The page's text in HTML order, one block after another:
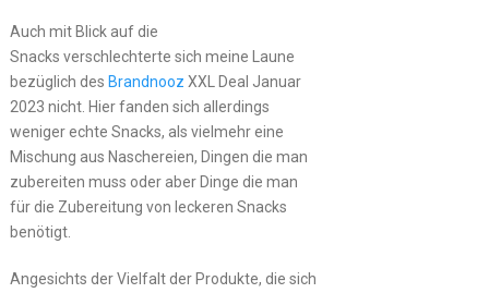
Auch mit Blick auf die
Snacks verschlechterte sich meine Laune
bezüglich des Brandnooz XXL Deal Januar
2023 nicht. Hier fanden sich allerdings
weniger echte Snacks, als vielmehr eine
Mischung aus Naschereien, Dingen die man
zubereiten muss oder aber Dinge die man
für die Zubereitung von leckeren Snacks
benötigt.
Angesichts der Vielfalt der Produkte, die sich